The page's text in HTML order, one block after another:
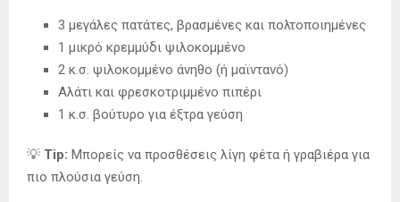
3 μεγάλες πατάτες, βρασμένες και πολτοποιημένες
1 μικρό κρεμμύδι ψιλοκομμένο
2 κ.σ. ψιλοκομμένο άνηθο (ή μαϊντανό)
Αλάτι και φρεσκοτριμμένο πιπέρι
1 κ.σ. βούτυρο για έξτρα γεύση
💡 Tip: Μπορείς να προσθέσεις λίγη φέτα ή γραβιέρα για
πιο πλούσια γεύση.